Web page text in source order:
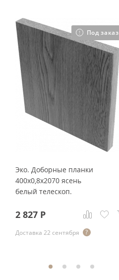
Под заказ
Эко. Доборные планки
400x0,8x2070 ясень
белый телескоп.
2 827Р
Доставка 22 сентября